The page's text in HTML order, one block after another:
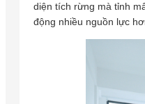
diện tích rừng mà tỉnh
động nhiều nguồn lực